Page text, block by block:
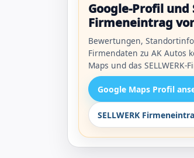
Google-Profil und
Firmeneintrag
Bewertungen,
Firmendaten zu AK Autos
Maps und das
Google Maps Profil
SELLWERK